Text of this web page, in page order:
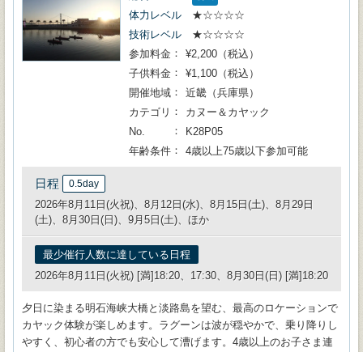
体力レベル
★☆☆☆☆
技術レベル
★☆☆☆☆
参加料金
¥2,200（税込）
子供料金
¥1,100（税込）
開催地域
近畿（兵庫県）
カテゴリ
カヌー＆カヤック
No.
K28P05
年齢条件
4歳以上75歳以下参加可能
日程 0.5day
2026年8月11日(火祝)、8月12日(水)、8月15日(土)、8月29日
(土)、8月30日(日)、9月5日(土)、ほか
最少催行人数に達している日程
2026年8月11日(火祝) [満]18:20、17:30、8月30日(日) [満]18:20
夕日に染まる明石海峡大橋と淡路島を望む、最高のロケーションで
カヤック体験が楽しめます。ラグーンは波が穏やかで、乗り降りし
やすく、初心者の方でも安心して漕げます。4歳以上のお子さま連